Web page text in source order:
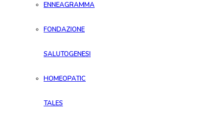
ENNEAGRAMMA
FONDAZIONE
SALUTOGENESI
HOMEOPATIC
TALES